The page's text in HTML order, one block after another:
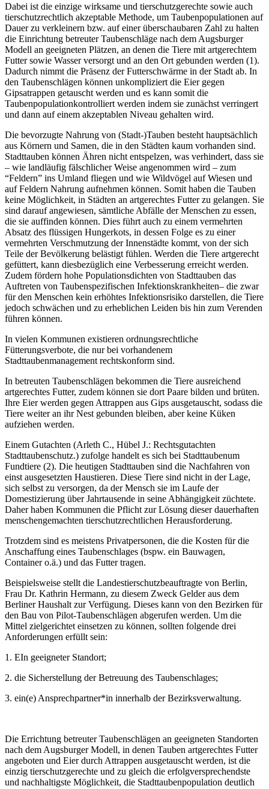
Dabei ist die einzige wirksame und tierschutzgerechte sowie auch
tierschutzrechtlich akzeptable Methode, um Taubenpopulationen auf
Dauer zu verkleinern bzw. auf einer überschaubaren Zahl zu halten
die Einrichtung betreuter Taubenschläge nach dem Augsburger
Modell an geeigneten Plätzen, an denen die Tiere mit artgerechtem
Futter sowie Wasser versorgt und an den Ort gebunden werden (1).
Dadurch nimmt die Präsenz der Futterschwärme in der Stadt ab. In
den Taubenschlägen können unkompliziert die Eier gegen
Gipsatrappen getauscht werden und es kann somit die
Taubenpopulationkontrolliert werden indem sie zunächst verringert
und dann auf einem akzeptablen Niveau gehalten wird.
Die bevorzugte Nahrung von (Stadt-)Tauben besteht hauptsächlich
aus Körnern und Samen, die in den Städten kaum vorhanden sind.
Stadttauben können Ähren nicht entspelzen, was verhindert, dass sie
– wie landläufig fälschlicher Weise angenommen wird – zum
“Feldern” ins Umland fliegen und wie Wildvögel auf Wiesen und
auf Feldern Nahrung aufnehmen können. Somit haben die Tauben
keine Möglichkeit, in Städten an artgerechtes Futter zu gelangen. Sie
sind darauf angewiesen, sämtliche Abfälle der Menschen zu essen,
die sie auffinden können. Dies führt auch zu einem vermehrten
Absatz des flüssigen Hungerkots, in dessen Folge es zu einer
vermehrten Verschmutzung der Innenstädte kommt, von der sich
Teile der Bevölkerung belästigt fühlen. Werden die Tiere artgerecht
gefüttert, kann diesbezüglich eine Verbesserung erreicht werden.
Zudem fördern hohe Populationsdichten von Stadttauben das
Auftreten von Taubenspezifischen Infektionskrankheiten– die zwar
für den Menschen kein erhöhtes Infektionsrisiko darstellen, die Tiere
jedoch schwächen und zu erheblichen Leiden bis hin zum Verenden
führen können.
In vielen Kommunen existieren ordnungsrechtliche
Fütterungsverbote, die nur bei vorhandenem
Stadttaubenmanagement rechtskonform sind.
In betreuten Taubenschlägen bekommen die Tiere ausreichend
artgerechtes Futter, zudem können sie dort Paare bilden und brüten.
Ihre Eier werden gegen Attrappen aus Gips ausgetauscht, sodass die
Tiere weiter an ihr Nest gebunden bleiben, aber keine Küken
aufziehen werden.
Einem Gutachten (Arleth C., Hübel J.: Rechtsgutachten
Stadttaubenschutz.) zufolge handelt es sich bei Stadttaubenum
Fundtiere (2). Die heutigen Stadttauben sind die Nachfahren von
einst ausgesetzten Haustieren. Diese Tiere sind nicht in der Lage,
sich selbst zu versorgen, da der Mensch sie im Laufe der
Domestizierung über Jahrtausende in seine Abhängigkeit züchtete.
Daher haben Kommunen die Pflicht zur Lösung dieser dauerhaften
menschengemachten tierschutzrechtlichen Herausforderung.
Trotzdem sind es meistens Privatpersonen, die die Kosten für die
Anschaffung eines Taubenschlages (bspw. ein Bauwagen,
Container o.ä.) und das Futter tragen.
Beispielsweise stellt die Landestierschutzbeauftragte von Berlin,
Frau Dr. Kathrin Hermann, zu diesem Zweck Gelder aus dem
Berliner Haushalt zur Verfügung. Dieses kann von den Bezirken für
den Bau von Pilot-Taubenschlägen abgerufen werden. Um die
Mittel zielgerichtet einsetzen zu können, sollten folgende drei
Anforderungen erfüllt sein:
1. EIn geeigneter Standort;
2. die Sicherstellung der Betreuung des Taubenschlages;
3. ein(e) Ansprechpartner*in innerhalb der Bezirksverwaltung.
Die Errichtung betreuter Taubenschlägen an geeigneten Standorten
nach dem Augsburger Modell, in denen Tauben artgerechtes Futter
angeboten und Eier durch Attrappen ausgetauscht werden, ist die
einzig tierschutzgerechte und zu gleich die erfolgversprechendste
und nachhaltigste Möglichkeit, die Stadttaubenpopulation deutlich